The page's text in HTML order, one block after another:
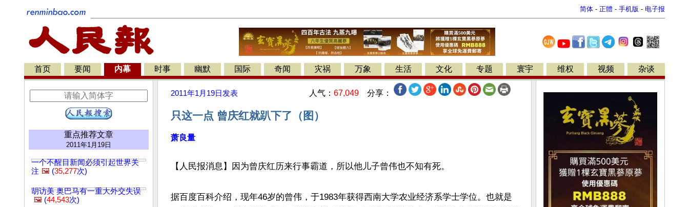
简体 - 正體 - 手机版 - 电子报
首页 要闻 内幕 时事 幽默 国际 奇闻 灾祸 万象 生活 文化 专题 寰宇 维权 视频 杂谈
重点推荐文章
2011年1月19日
一个不醒目新闻必须引起世界关
注 🖼️ (35,277次)
胡访美 奥巴马有一重大外交失误
🖼️ (44,543次)
2011年1月19日 发表 人气： 67,049 分享：
只这一点 曾庆红就趴下了（图）
萧良量
【人民报消息】因为曾庆红历来行事霸道，所以他儿子曾伟也不知有死。
据百度百科介绍，现年46岁的曾伟，于1983年获得西南大学农业经济系学士学位。也就是